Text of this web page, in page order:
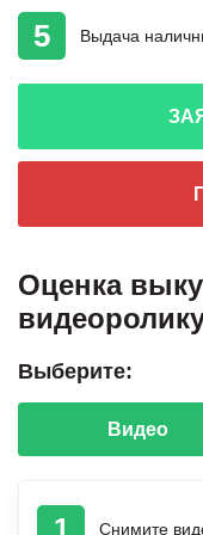
5 Выдача
Оценка
Выберите:
Видео
1 Снимите